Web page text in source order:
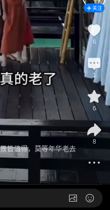
皆值得，莫等年华老去
关注
6
1
6
8